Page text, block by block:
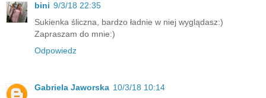
bini 9/3/18 22:35
Sukienka śliczna, bardzo ładnie w niej wyglądasz:)
Zapraszam do mnie:)
Odpowiedz
Gabriela Jaworska 10/3/18 10:14